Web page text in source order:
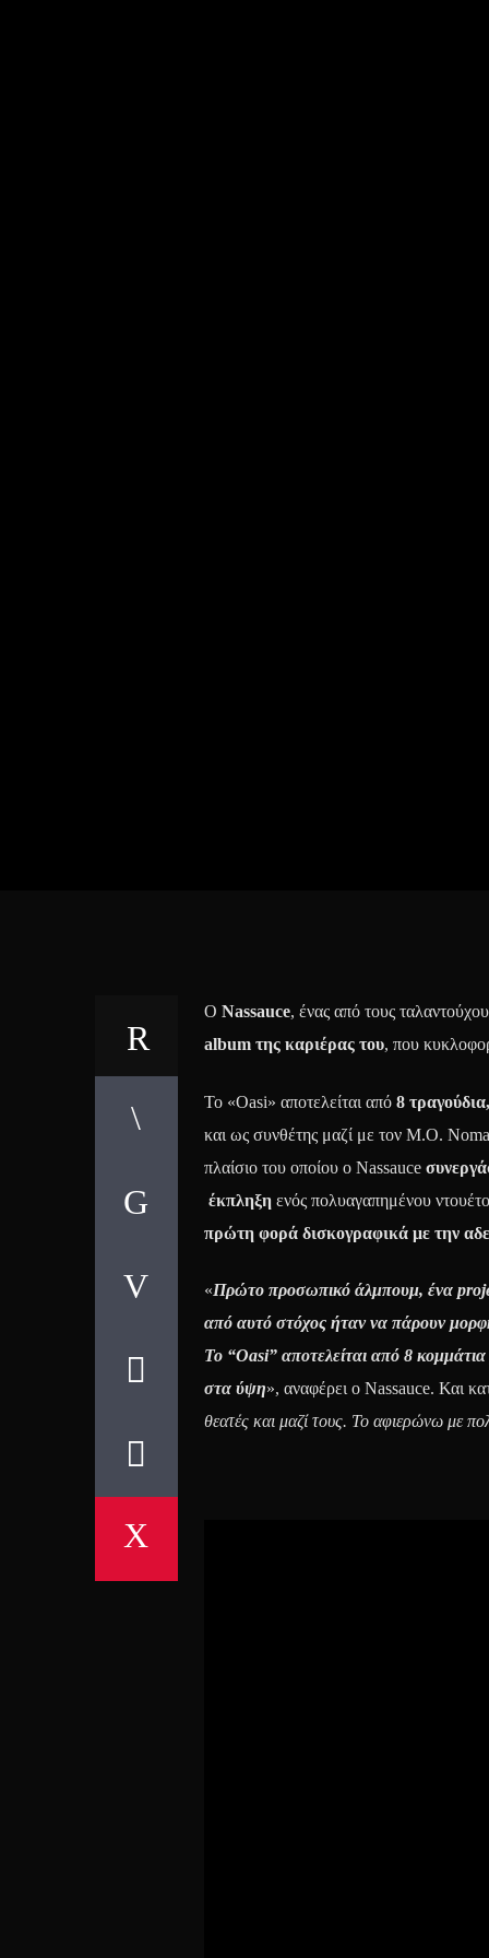
O Nassauce, ένας από τους
album της καριέρας του, που
To «Oasi» αποτελείται από 8 τραγούδια,
και ως συνθέτης μαζί με τον M.O.
πλαίσιο του οποίου ο Nassauce
έκπληξη ενός πολυαγαπημένου
πρώτη φορά δισκογραφικά με την
«Πρώτο προσωπικό άλμπουμ, ένα
από αυτό στόχος ήταν να πάρουν
Το “Oasi” αποτελείται από 8
στα ύψη», αναφέρει ο Nassauce. Και
θεατές και μαζί τους. Το αφιερώνω με